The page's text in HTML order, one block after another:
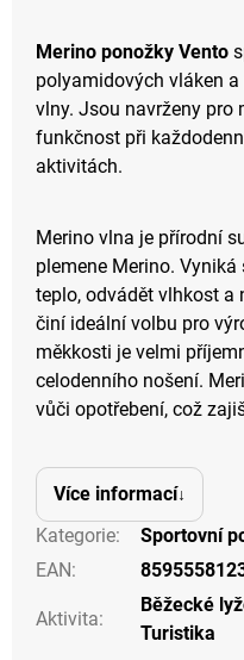
Merino ponožky Vento
polyamidových vláken
vlny. Jsou navrženy pro
funkčnost při
aktivitách.
Merino vlna je přírodní
plemene Merino.
teplo, odvádět vlhkost a
činí ideální volbu pro
měkkosti je velmi
celodenního nošení.
vůči opotřebení, což
Více informací
Kategorie:
Sportovní
EAN:
Aktivita:
Běžecké
Turistika